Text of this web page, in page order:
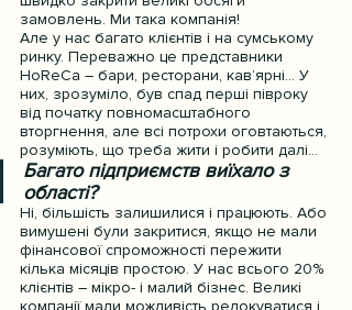
замовлень. Ми така компанія!
Але у нас багато клієнтів і на сумському
ринку. Переважно це представники
HoReCa – бари, ресторани, кав’ярні… У
них, зрозуміло, був спад перші півроку
від початку повномасштабного
вторгнення, але всі потрохи оговтаються,
розуміють, що треба жити і робити далі…
Багато підприємств виїхало з
області?
Ні, більшість залишилися і працюють. Або
вимушені були закритися, якщо не мали
фінансової спроможності пережити
кілька місяців простою. У нас всього 20%
клієнтів – мікро- і малий бізнес. Великі
компанії мали можливість релокуватися і